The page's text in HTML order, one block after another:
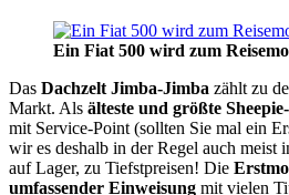
Ein Fiat 500 wird zum
Das Dachzelt Jimba-Jimba zählt zu
Markt. Als älteste und größte
mit Service-Point (sollten Sie mal ein
wir es deshalb in der Regel auch meist
auf Lager, zu Tiefstpreisen! Die
umfassender Einweisung mit vielen